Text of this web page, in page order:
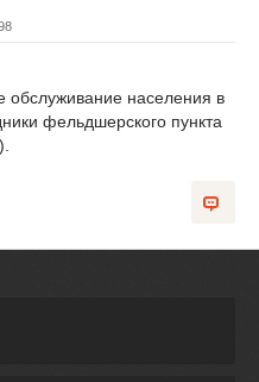
обслуживание населения в
фельдшерского пункта